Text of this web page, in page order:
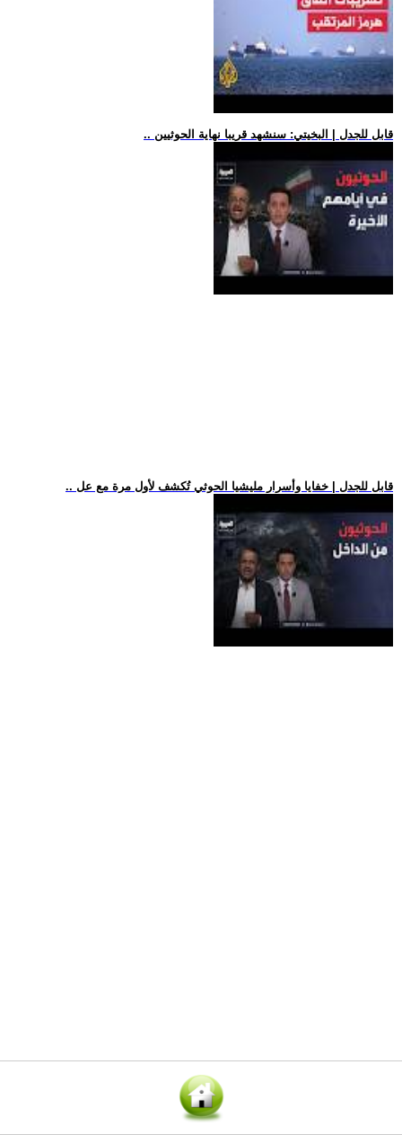
.. قابل للجدل | البخيتي: سنشهد قريبا نهاية الحوثيين
.. قابل للجدل | خفايا وأسرار مليشيا الحوثي تُكشف لأول مرة مع عل